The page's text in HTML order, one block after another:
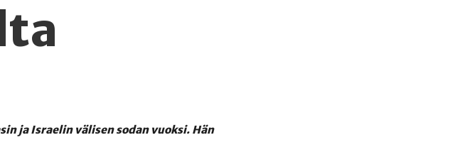
ja Israelin välisen sodan vuoksi. Hän